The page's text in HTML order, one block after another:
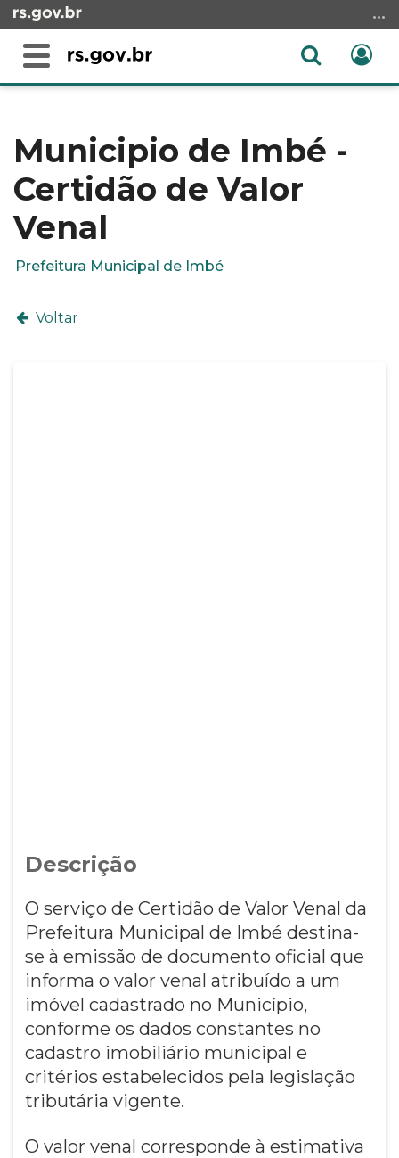
para
conteúdo
menu
para
busca
Alterna
Abrir
conteúdo
Municipio de Imbé -
Certidão de Valor
Venal
Prefeitura Municipal de Imbé
Voltar
Descrição
O serviço de Certidão de Valor Venal da
Prefeitura Municipal de Imbé destina-
se à emissão de documento oficial que
informa o valor venal atribuído a um
imóvel cadastrado no Município,
conforme os dados constantes no
cadastro imobiliário municipal e
critérios estabelecidos pela legislação
tributária vigente.
O valor venal corresponde à estimativa